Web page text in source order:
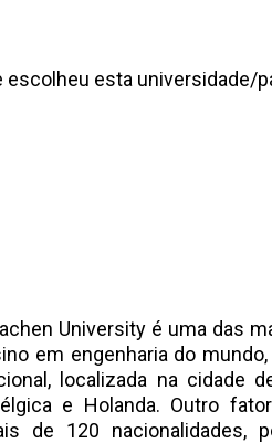
escolheu esta universidade/
University é uma das
em engenharia do
localizada na cidade
e Holanda. Outro
de 120 nacionalidades,